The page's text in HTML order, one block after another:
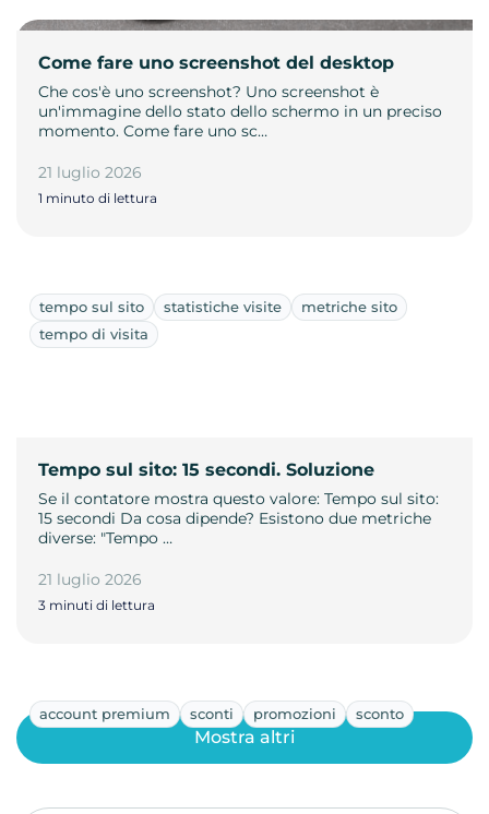
Come fare uno screenshot del desktop
Che cos'è uno screenshot? Uno screenshot è
un'immagine dello stato dello schermo in un preciso
momento. Come fare uno sc…
21 luglio 2026
1 minuto di lettura
tempo sul sito statistiche visite
metriche sito
tempo di visita
Tempo sul sito: 15 secondi. Soluzione
Se il contatore mostra questo valore: Tempo sul sito:
15 secondi Da cosa dipende? Esistono due metriche
diverse: "Tempo …
21 luglio 2026
3 minuti di lettura
account premium sconti promozioni sconto
Mostra altri